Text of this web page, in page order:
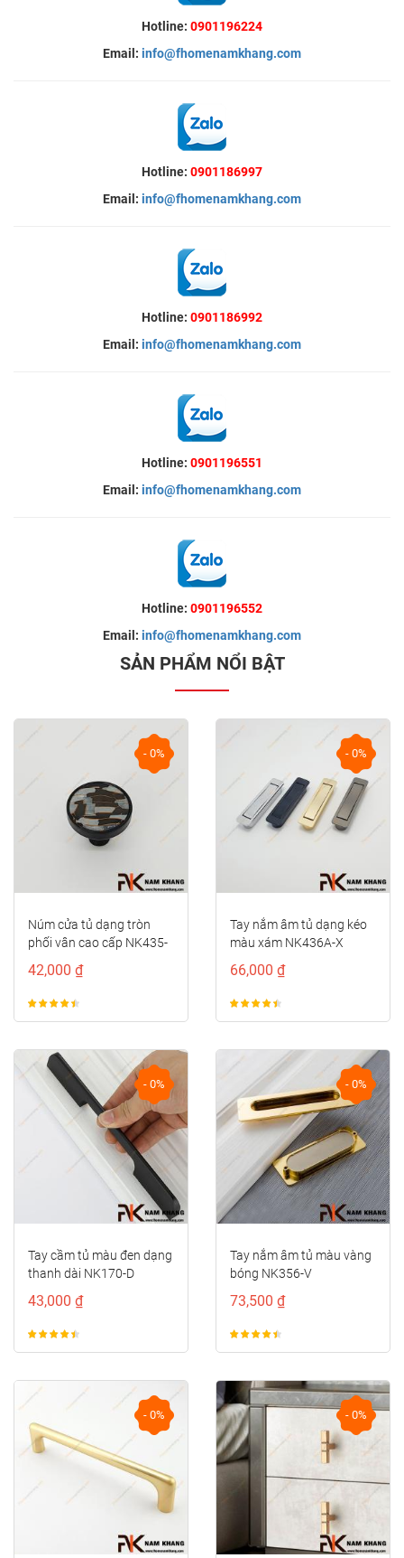
Hotline: 0901196224
Email: info@fhomenamkhang.com
Hotline: 0901186997
Email: info@fhomenamkhang.com
Hotline: 0901186992
Email: info@fhomenamkhang.com
Hotline: 0901196551
Email: info@fhomenamkhang.com
Hotline: 0901196552
Email: info@fhomenamkhang.com
SẢN PHẨM NỔI BẬT
- 0%
Núm cửa tủ dạng tròn
phối vân cao cấp NK435-
42,000 ₫
- 0%
Tay cầm tủ màu đen dạng
thanh dài NK170-D
43,000 ₫
- 0%
- 0%
Tay nắm âm tủ dạng kéo
màu xám NK436A-X
66,000 ₫
- 0%
Tay nắm âm tủ màu vàng
bóng NK356-V
73,500 ₫
- 0%